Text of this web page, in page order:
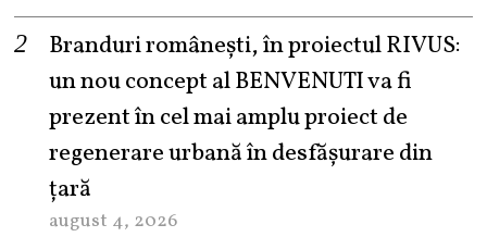
Branduri românești, în proiectul RIVUS:
un nou concept al BENVENUTI va fi
prezent în cel mai amplu proiect de
regenerare urbană în desfășurare din
țară
august 4, 2026